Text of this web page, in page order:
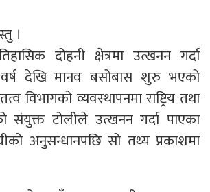
।
दोहनी क्षेत्रमा उत्खनन गर्दा
देखि मानव बसोबास शुरु भएको
विभागको व्यवस्थापनमा राष्ट्रिय तथा
संयुक्त टोलीले उत्खनन गर्दा पाएका
अनुसन्धानपछि सो तथ्य प्रकाशमा